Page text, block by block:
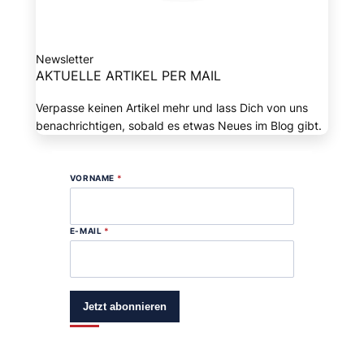
Newsletter
AKTUELLE ARTIKEL PER MAIL
Verpasse keinen Artikel mehr und lass Dich von uns
benachrichtigen, sobald es etwas Neues im Blog gibt.
VORNAME *
E-MAIL *
Jetzt abonnieren